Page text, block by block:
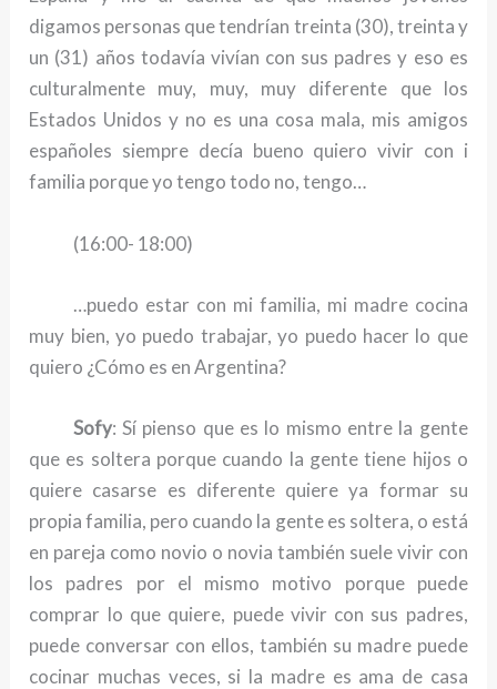
digamos personas que tendrían treinta (30), treinta y
un (31) años todavía vivían con sus padres y eso es
culturalmente muy, muy, muy diferente que los
Estados Unidos y no es una cosa mala, mis amigos
españoles siempre decía bueno quiero vivir con i
familia porque yo tengo todo no, tengo…
(16:00- 18:00)
…puedo estar con mi familia, mi madre cocina
muy bien, yo puedo trabajar, yo puedo hacer lo que
quiero ¿Cómo es en Argentina?
Sofy: Sí pienso que es lo mismo entre la gente
que es soltera porque cuando la gente tiene hijos o
quiere casarse es diferente quiere ya formar su
propia familia, pero cuando la gente es soltera, o está
en pareja como novio o novia también suele vivir con
los padres por el mismo motivo porque puede
comprar lo que quiere, puede vivir con sus padres,
puede conversar con ellos, también su madre puede
cocinar muchas veces, si la madre es ama de casa